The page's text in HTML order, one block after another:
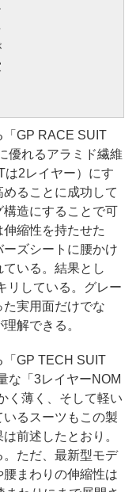
GP RACE SUIT
優れるアラミド繊維
は2レイヤー）にす
ることに成功して
造にすることで可
縮性を持たせた
ーズシートに腰かけ
いる。結果とし
リしている。グレー
た実用面だけでな
解できる。
GP TECH SUIT
な「3レイヤーNOM
く薄く、そして軽い
るスーツもこの製
前述したとおり。
ただ、最新型モデ
まわりの伸縮性は